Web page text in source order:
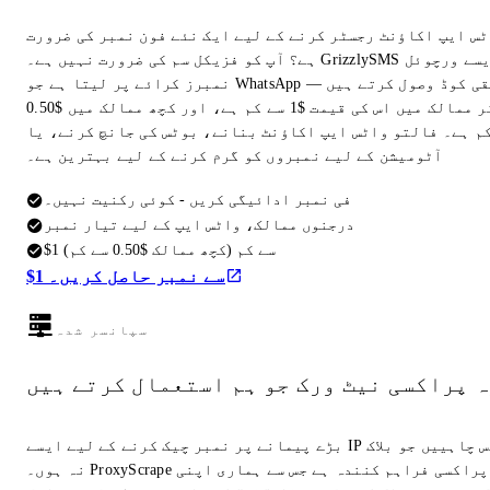
ایپ اکاؤنٹ رجسٹر کرنے کے لیے ایک نئے فون نمبر کی ضرورت
ہے؟ آپ کو فزیکل سم کی ضرورت نہیں ہے۔ GrizzlySMS ایسے ورچوئل
نمبرز کرائے پر لیتا ہے جو WhatsApp تصدیقی کوڈ وصول کرتے ہیں —
زیادہ تر ممالک میں اس کی قیمت $1 سے کم ہے، اور کچھ ممالک میں $0.50
ہے۔ فالتو واٹس ایپ اکاؤنٹ بنانے، بوٹس کی جانچ کرنے، یا
آٹومیشن کے لیے نمبروں کو گرم کرنے کے لیے بہترین ہے۔
فی نمبر ادائیگی کریں - کوئی رکنیت نہیں۔
درجنوں ممالک، واٹس ایپ کے لیے تیار نمبر
$1 سے کم (کچھ ممالک $0.50 سے کم)
$1 سے نمبر حاصل کریں۔
سپانسر شدہ
پراکسی نیٹ ورک جو ہم استعمال کرتے ہیں
بڑے پیمانے پر نمبر چیک کرنے کے لیے ایسے IP ایڈریس چاہییں جو بلاک
نہ ہوں۔ ProxyScrape وہی پراکسی فراہم کنندہ ہے جس سے ہماری اپنی